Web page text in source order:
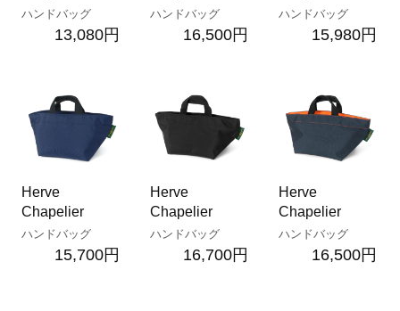
ハンドバッグ
13,080円
ハンドバッグ
16,500円
ハンドバッグ
15,980円
Herve
Chapelier
ハンドバッグ
15,700円
Herve
Chapelier
ハンドバッグ
16,700円
Herve
Chapelier
ハンドバッグ
16,500円